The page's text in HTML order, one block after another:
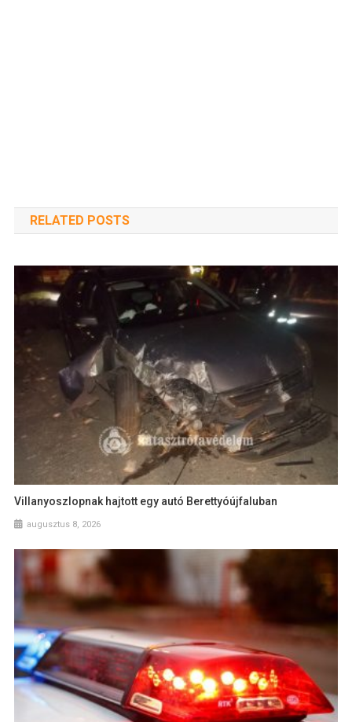
RELATED POSTS
Villanyoszlopnak hajtott egy autó Berettyóújfaluban
augusztus 8, 2026